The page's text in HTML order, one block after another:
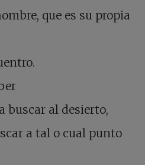
que es su propia
buscar al desierto,
a tal o cual punto